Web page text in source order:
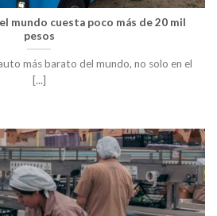
mundo cuesta poco más de 20 mil
pesos
más barato del mundo, no solo en el
[...]